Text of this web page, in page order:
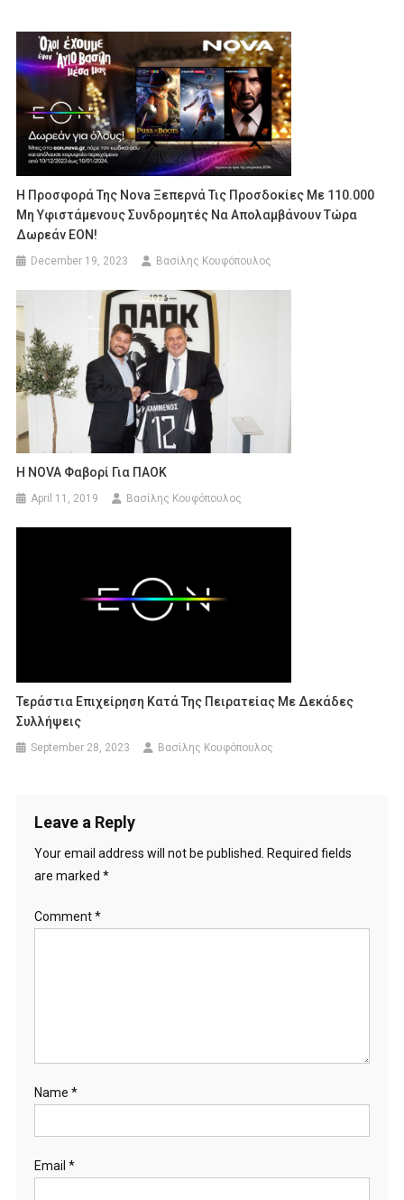
Η Προσφορά Της Nova Ξεπερνά Τις Προσδοκίες Με 110.000
Μη Υφιστάμενους Συνδρομητές Να Απολαμβάνουν Τώρα
Δωρεάν EON!
December 19, 2023 Βασίλης Κουφόπουλος
H NOVA Φαβορί Για ΠΑΟΚ
April 11, 2019 Βασίλης Κουφόπουλος
Τεράστια Επιχείρηση Κατά Της Πειρατείας Με Δεκάδες
Συλλήψεις
September 28, 2023 Βασίλης Κουφόπουλος
Leave a Reply
Your email address will not be published.
Required fields
are marked *
Comment*
Name *
Email *